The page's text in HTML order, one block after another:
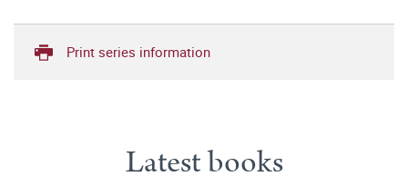
Print series information
Latest books